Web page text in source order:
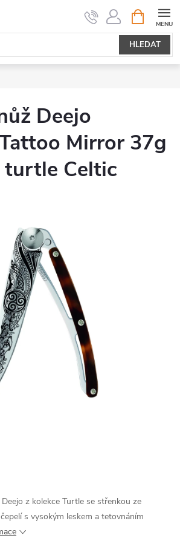
HLEDAT
NÁKUPNÍ
KOŠÍK
Deejo
Mirror 37g
turtle Celtic
Deejo z kolekce Turtle se střenkou ze
s vysokým leskem a tetovnáním